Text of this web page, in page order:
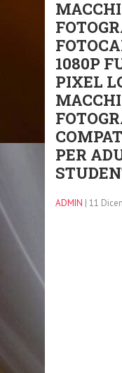
1080P
PIXEL
PER
ADMIN | 11